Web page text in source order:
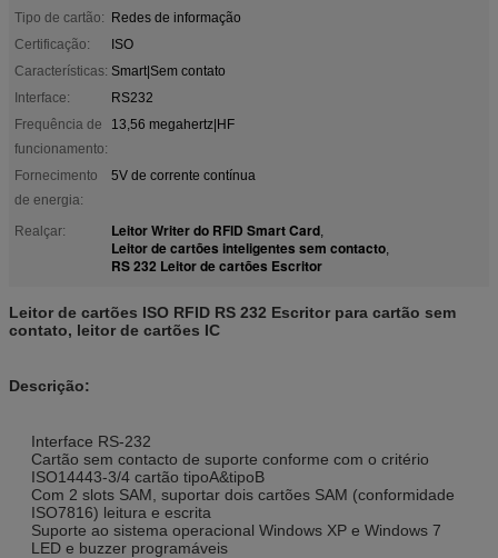
Tipo de cartão: Redes de informação
Certificação:
ISO
Características: Smart|Sem contato
Interface:
RS232
Frequência de
funcionamento:
13,56 megahertz|HF
Fornecimento
de energia:
5V de corrente contínua
Realçar: Leitor Writer do RFID Smart Card,
Leitor de cartões inteligentes sem contacto,
RS 232 Leitor de cartões Escritor
Leitor de cartões ISO RFID RS 232 Escritor para cartão sem
contato, leitor de cartões IC
Descrição:
Interface RS-232
Cartão sem contacto de suporte conforme com o critério
ISO14443-3/4 cartão tipoA&tipoB
Com 2 slots SAM, suportar dois cartões SAM (conformidade
ISO7816) leitura e escrita
Suporte ao sistema operacional Windows XP e Windows 7
LED e buzzer programáveis